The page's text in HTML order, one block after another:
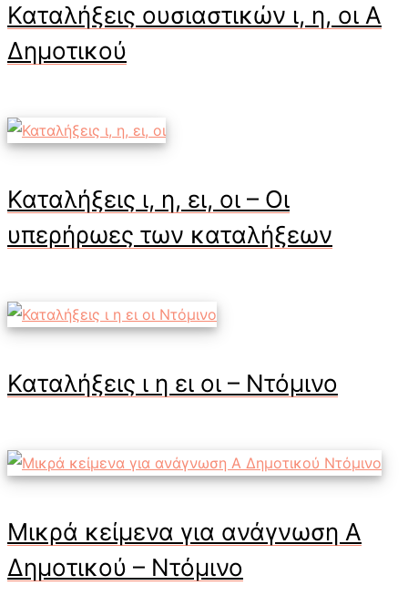
Καταλήξεις ουσιαστικών ι, η, οι Α
Δημοτικού
Καταλήξεις ι, η, ει, οι – Οι
υπερήρωες των καταλήξεων
Καταλήξεις ι η ει οι – Ντόμινο
Μικρά κείμενα για ανάγνωση Α
Δημοτικού – Ντόμινο